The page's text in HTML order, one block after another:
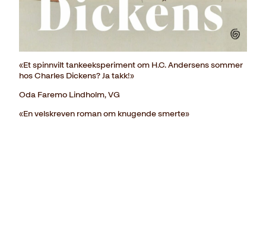
«Et spinnvilt tankeeksperiment om H.C. Andersens sommer
hos Charles Dickens? Ja takk!»
Oda Faremo Lindholm, VG
«En velskreven roman om knugende smerte»